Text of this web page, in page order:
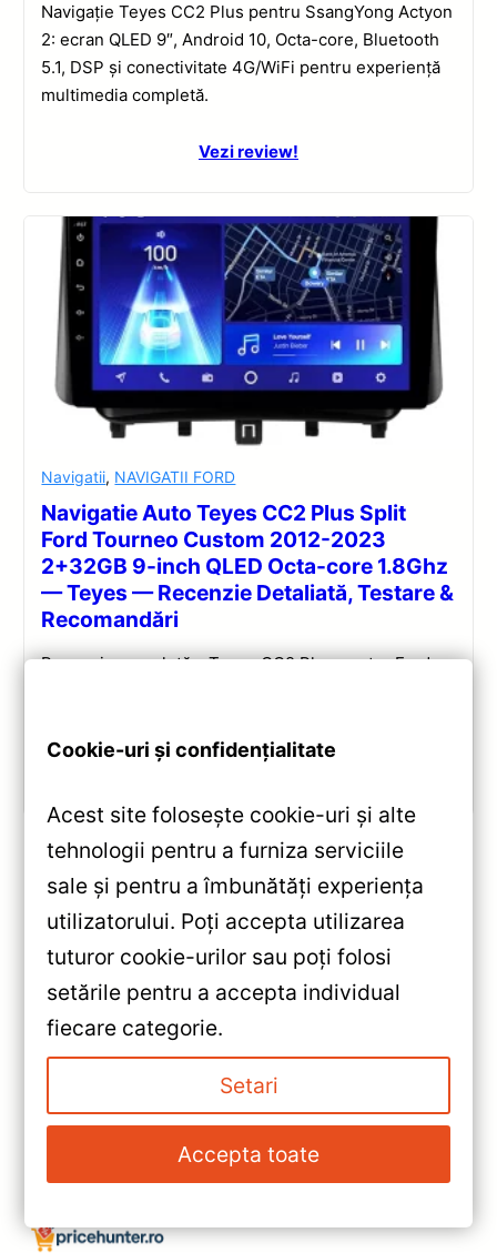
Navigație Teyes CC2 Plus pentru SsangYong Actyon
2: ecran QLED 9″, Android 10, Octa-core, Bluetooth
5.1, DSP și conectivitate 4G/WiFi pentru experiență
multimedia completă.
Vezi review!
Navigatii, NAVIGATII FORD
Navigatie Auto Teyes CC2 Plus Split
Ford Tourneo Custom 2012-2023
2+32GB 9-inch QLED Octa-core 1.8Ghz
— Teyes — Recenzie Detaliată, Testare &
Recomandări
Recenzie completă a Teyes CC2 Plus pentru Ford
«Navigație Auto Teyes CC2 Plus
9″ QLED 4+64GB (Smart
ForTwo 2007-2014) — Recenzie
Detaliată, Testare &
Recomandări
Navigație Teyes Lux One 360°
pentru Toyota Land Cruiser
Prado 150 — Recenzie
Detaliată, Testare &
Recomandări
Cookie-uri și confidențialitate
Acest site folosește cookie-uri și alte
tehnologii pentru a furniza serviciile
sale și pentru a îmbunătăți experiența
utilizatorului. Poți accepta utilizarea
tuturor cookie-urilor sau poți folosi
setările pentru a accepta individual
fiecare categorie.
Setari
Accepta toate